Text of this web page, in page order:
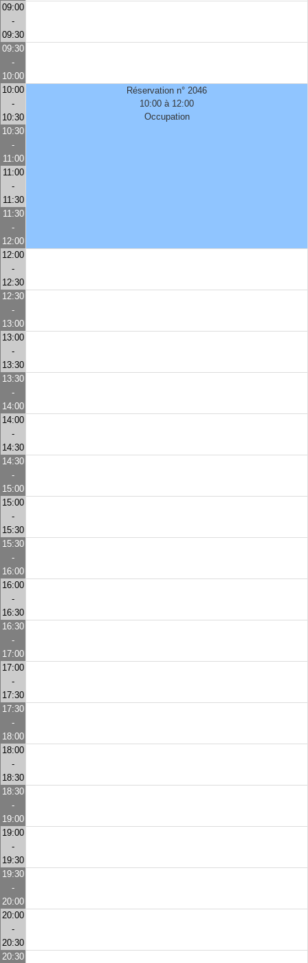
09:00
-
09:30
09:30
-
10:00
10:00
-
10:30
Réservation n° 2046
10:00 à 12:00
Occupation
10:30
-
11:00
11:00
-
11:30
11:30
-
12:00
12:00
-
12:30
12:30
-
13:00
13:00
-
13:30
13:30
-
14:00
14:00
-
14:30
14:30
-
15:00
15:00
-
15:30
15:30
-
16:00
16:00
-
16:30
16:30
-
17:00
17:00
-
17:30
17:30
-
18:00
18:00
-
18:30
18:30
-
19:00
19:00
-
19:30
19:30
-
20:00
20:00
-
20:30
20:30